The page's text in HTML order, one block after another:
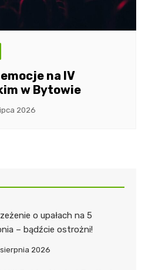
na IV
w Bytowie
2026
o upałach na 5
– bądźcie ostrożni!
2026